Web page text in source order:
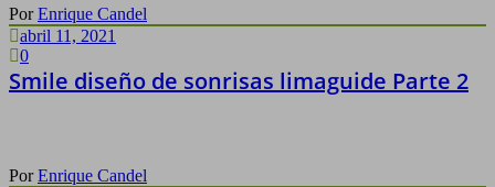
PorEnrique Candel
abril 11, 2021
0
Smile diseño de sonrisas limaguide Parte 2
PorEnrique Candel